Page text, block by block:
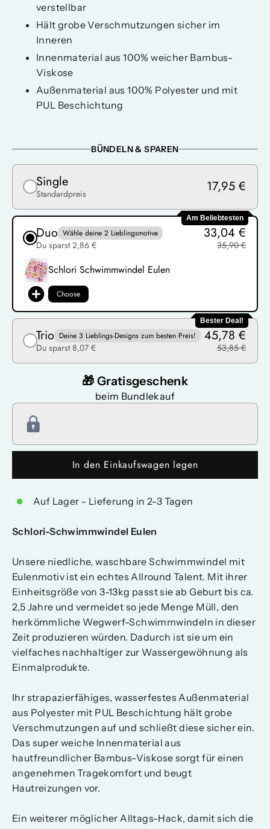
verstellbar
Hält grobe Verschmutzungen sicher im
Inneren
Innenmaterial aus 100% weicher Bambus-
Viskose
Außenmaterial aus 100% Polyester und mit
PUL Beschichtung
BÜNDELN & SPAREN
Single
Standardpreis 17,95 €
Am Beliebtesten
Duo Wähle deine 2 Lieblingsmotive
Du sparst 2,86 €
33,04 €
35,90 €
Schlori Schwimmwindel Eulen
Choose
Bester Deal!
Trio Deine 3 Lieblings-Designs zum besten Preis!
Du sparst 8,07 €
45,78 €
53,85 €
🎁 Gratisgeschenk
beim Bundlekauf
In den Einkaufswagen legen
Auf Lager - Lieferung in 2-3 Tagen
Schlori-Schwimmwindel Eulen
Unsere niedliche, waschbare Schwimmwindel mit
Eulenmotiv ist ein echtes Allround Talent. Mit ihrer
Einheitsgröße von 3-13kg passt sie ab Geburt bis ca.
2,5 Jahre und vermeidet so jede Menge Müll, den
herkömmliche Wegwerf-Schwimmwindeln in dieser
Zeit produzieren würden. Dadurch ist sie um ein
vielfaches nachhaltiger zur Wassergewöhnung als
Einmalprodukte.
Ihr strapazierfähiges, wasserfestes Außenmaterial
aus Polyester mit PUL Beschichtung hält grobe
Verschmutzungen auf und schließt diese sicher ein.
Das super weiche Innenmaterial aus
hautfreundlicher Bambus-Viskose sorgt für einen
angenehmen Tragekomfort und beugt
Hautreizungen vor.
Ein weiterer möglicher Alltags-Hack, damit sich die